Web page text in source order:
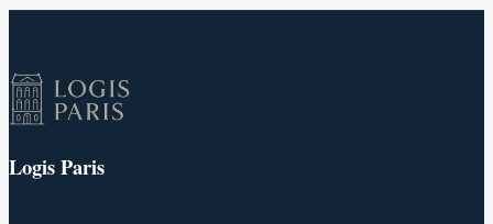
thermiques
Logis Paris